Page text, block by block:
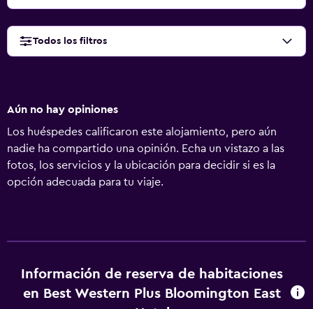
Todos los filtros
Aún no hay opiniones
Los huéspedes calificaron este alojamiento, pero aún
nadie ha compartido una opinión. Echa un vistazo a las
fotos, los servicios y la ubicación para decidir si es la
opción adecuada para tu viaje.
Información de reserva de habitaciones
en Best Western Plus Bloomington East